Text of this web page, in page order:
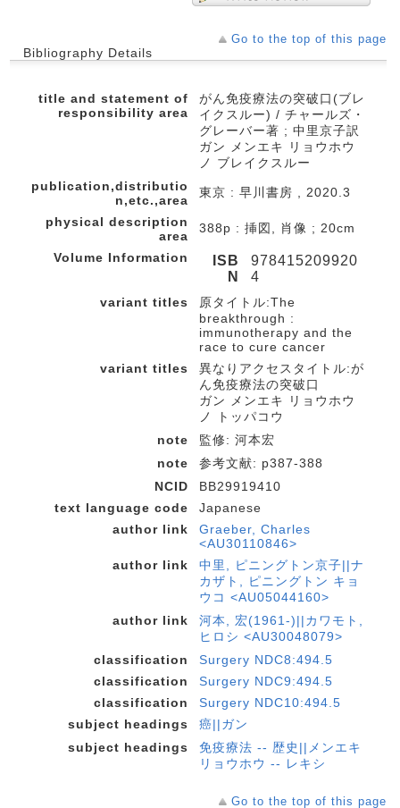
Go to the top of this page
Bibliography Details
title and statement of
responsibility area
がん免疫療法の突破口(ブレ
イクスルー) / チャールズ・
グレーバー著 ; 中里京子訳
ガン メンエキ リョウホウ
ノ ブレイクスルー
publication,distributio
n,etc.,area
東京 : 早川書房 , 2020.3
physical description
area
388p : 挿図, 肖像 ; 20cm
Volume Information
ISB
N
978415209920
4
variant titles
原タイトル:The
breakthrough :
immunotherapy and the
race to cure cancer
variant titles
異なりアクセスタイトル:が
ん免疫療法の突破口
ガン メンエキ リョウホウ
ノ トッパコウ
note
監修: 河本宏
note
参考文献: p387-388
NCID
BB29919410
text language code
Japanese
author link
Graeber, Charles
<AU30110846>
author link
中里, ピニングトン京子||ナ
カザト, ピニングトン キョ
ウコ <AU05044160>
author link
河本, 宏(1961-)||カワモト,
ヒロシ <AU30048079>
classification
Surgery NDC8:494.5
classification
Surgery NDC9:494.5
classification
Surgery NDC10:494.5
subject headings
癌||ガン
subject headings
免疫療法 -- 歴史||メンエキ
リョウホウ -- レキシ
Go to the top of this page